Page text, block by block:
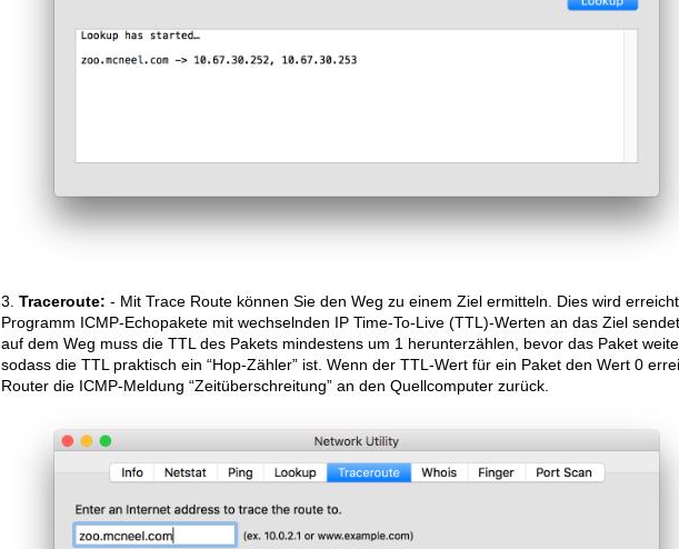
3. Traceroute: - Mit Trace Route können Sie den Weg zu einem Ziel ermitteln. Dies wird
Programm ICMP-Echopakete mit wechselnden IP Time-To-Live (TTL)-Werten an das Ziel
auf dem Weg muss die TTL des Pakets mindestens um 1 herunterzählen, bevor das Paket
sodass die TTL praktisch ein “Hop-Zähler” ist. Wenn der TTL-Wert für ein Paket den Wert 0
Router die ICMP-Meldung “Zeitüberschreitung” an den Quellcomputer zurück.